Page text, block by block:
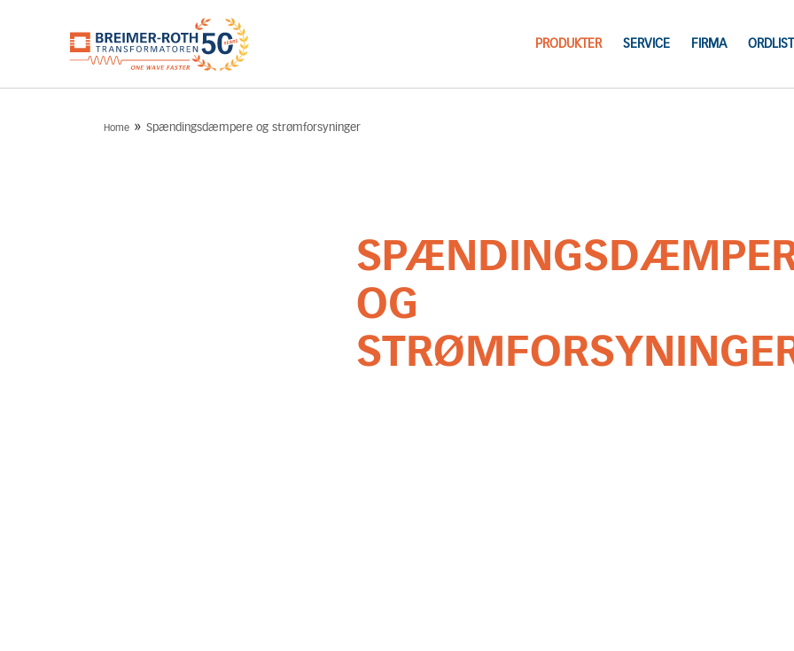
PRODUKTER SERVICE FIRMA
Home » Spændingsdæmpere og strømforsyninger
OG